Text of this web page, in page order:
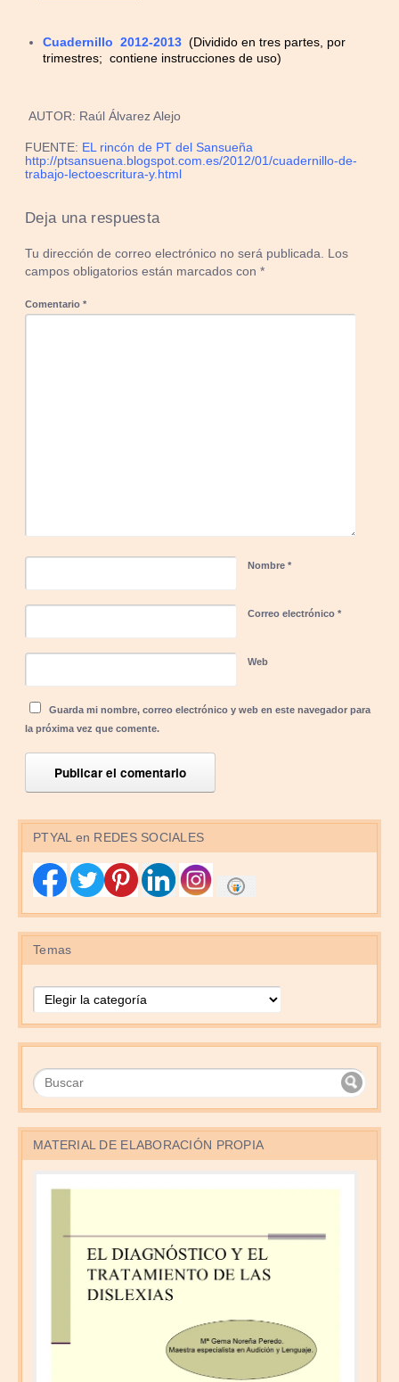
Cuadernillo 2012-2013(Dividido en tres partes, por
trimestres; contiene instrucciones de uso)
AUTOR: Raúl Álvarez Alejo
FUENTE: EL rincón de PT del Sansueña
http://ptsansuena.blogspot.com.es/2012/01/cuadernillo-de-
trabajo-lectoescritura-y.html
Deja una respuesta
Tu dirección de correo electrónico no será publicada. Los
campos obligatorios están marcados con*
Comentario*
Nombre*
Correo electrónico*
Web
Guarda mi nombre, correo electrónico y web en este navegador para
la próxima vez que comente.
PTYAL en REDES SOCIALES
Temas
Temas
MATERIAL DE ELABORACIÓN PROPIA